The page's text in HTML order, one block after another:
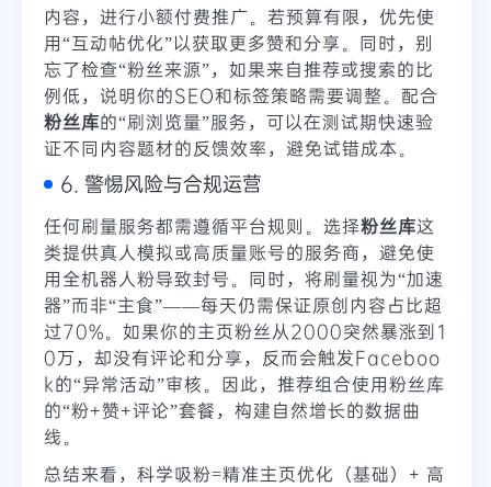
内容，进行小额付费推广。若预算有限，优先使
用“互动帖优化”以获取更多赞和分享。同时，别
忘了检查“粉丝来源”，如果来自推荐或搜索的比
例低，说明你的SEO和标签策略需要调整。配合
粉丝库的“刷浏览量”服务，可以在测试期快速验
证不同内容题材的反馈效率，避免试错成本。
6. 警惕风险与合规运营
任何刷量服务都需遵循平台规则。选择粉丝库这
类提供真人模拟或高质量账号的服务商，避免使
用全机器人粉导致封号。同时，将刷量视为“加速
器”而非“主食”——每天仍需保证原创内容占比超
过70%。如果你的主页粉丝从2000突然暴涨到1
0万，却没有评论和分享，反而会触发Faceboo
k的“异常活动”审核。因此，推荐组合使用粉丝库
的“粉+赞+评论”套餐，构建自然增长的数据曲
线。
总结来看，科学吸粉=精准主页优化（基础）+ 高